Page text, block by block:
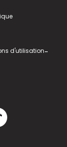
d'utilisation-